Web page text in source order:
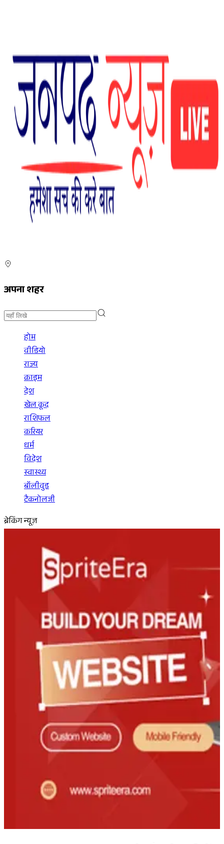
अपना शहर
होम
वीडियो
राज्य
क्राइम
देश
खेल कूद
राशिफल
करियर
धर्म
विदेश
स्वास्थ्य
बॉलीवुड
टैकनोलजी
ब्रेकिंग न्यूज़